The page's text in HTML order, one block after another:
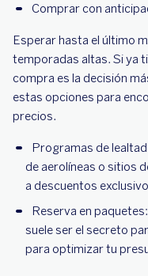
Comprar con
Esperar hasta el último
temporadas altas. Si ya
compra es la decisión
estas opciones para
precios.
Programas de
de aerolíneas o sitios
a descuentos
Reserva en
suele ser el secreto
para optimizar tu